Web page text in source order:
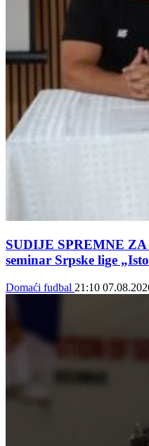
SUDIJE SPREMNE
seminar Srpske lige
Domaći fudbal 21:10